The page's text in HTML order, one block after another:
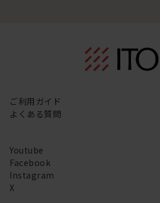
ご利用ガイド
よくある質問
Youtube
Facebook
Instagram
X